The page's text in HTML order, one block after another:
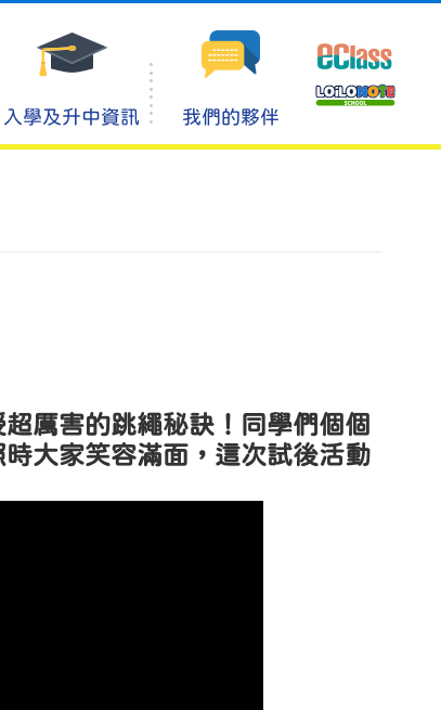
入學及升中資訊 我們的夥伴
厲害的跳繩秘訣！同學們個個
大家笑容滿面，這次試後活動